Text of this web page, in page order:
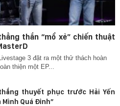
thắn “mổ xẻ” chiến thuật
3 đặt ra một thử thách hoàn
thiện một EP...
thuyết phục trước Hải Yến
Mình Quá Đỉnh”